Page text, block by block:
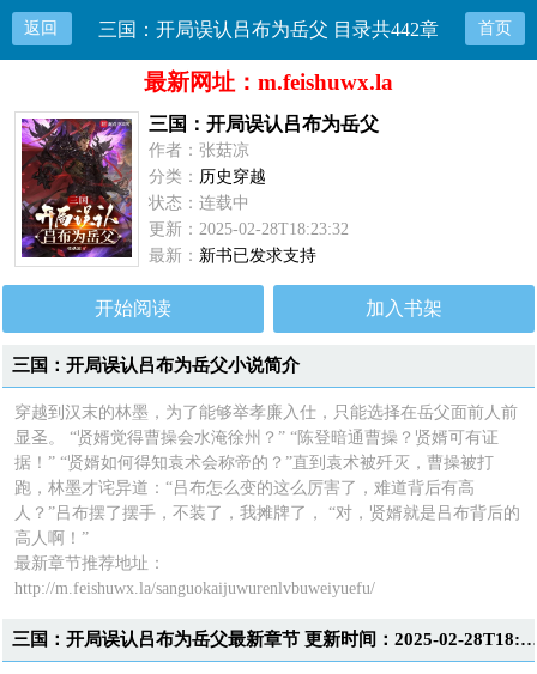
返回 三国：开局误认吕布为岳父 目录共442章 首页
最新网址：m.feishuwx.la
三国：开局误认吕布为岳父
作者：张菇凉
分类： 历史穿越
状态：连载中
更新：2025-02-28T18:23:32
最新： 新书已发求支持
开始阅读 加入书架
三国：开局误认吕布为岳父小说简介
穿越到汉末的林墨，为了能够举孝廉入仕，只能选择在岳父面前人前
显圣。 “贤婿觉得曹操会水淹徐州？” “陈登暗通曹操？贤婿可有证
据！” “贤婿如何得知袁术会称帝的？”直到袁术被歼灭，曹操被打
跑，林墨才诧异道：“吕布怎么变的这么厉害了，难道背后有高
人？”吕布摆了摆手，不装了，我摊牌了， “对，贤婿就是吕布背后的
高人啊！”
最新章节推荐地址：
http://m.feishuwx.la/sanguokaijuwurenlvbuweiyuefu/
三国：开局误认吕布为岳父最新章节 更新时间：